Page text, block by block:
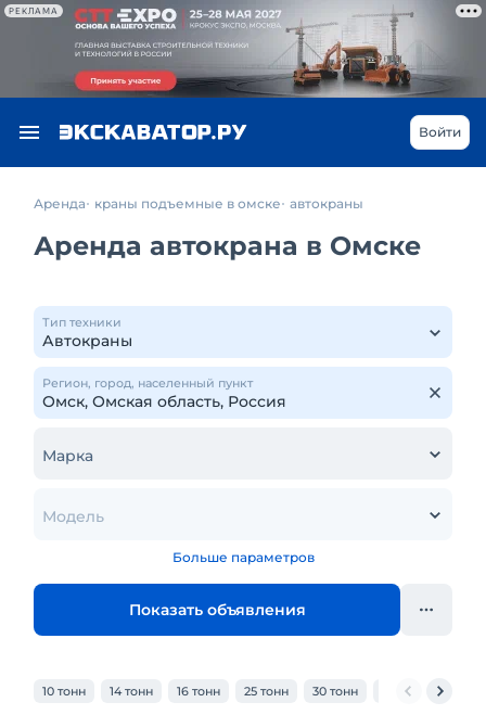
РЕКЛАМА
Войти
Аренда краны подъемные в омске автокраны
Аренда автокрана в Омске
Тип техники
Регион, город, населенный пункт
Марка
Модель
Больше параметров
Показать объявления
10 тонн 14 тонн 16 тонн 25 тонн 30 тонн 32 тонн